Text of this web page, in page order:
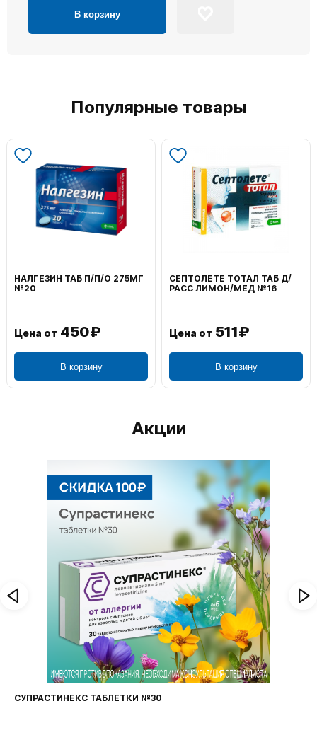
В корзину
Популярные товары
НАЛГЕЗИН ТАБ П/П/О 275МГ
№20
Цена от 450₽
В корзину
СЕПТОЛЕТЕ ТОТАЛ ТАБ Д/
РАСС ЛИМОН/МЕД №16
Цена от 511₽
В корзину
Акции
СУПРАСТИНЕКС ТАБЛЕТКИ №30